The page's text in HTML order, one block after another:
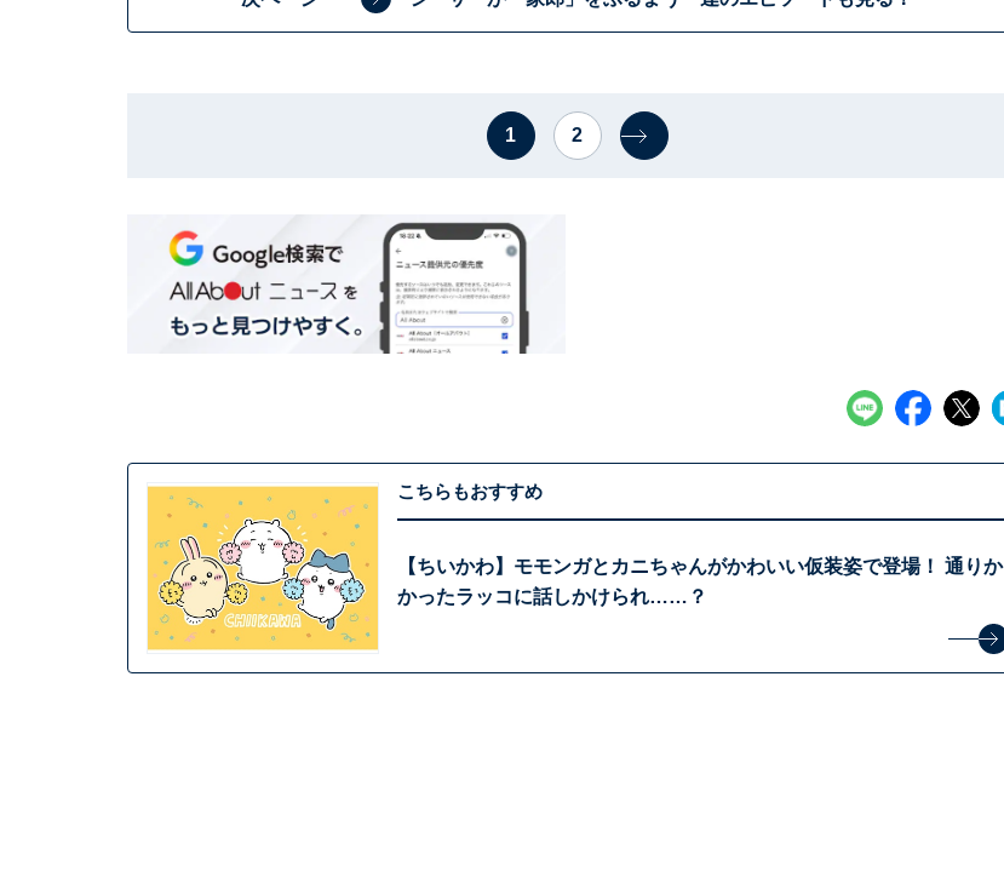
1 2
こちらもおすすめ
【ちいかわ】モモンガとカニちゃんがかわいい仮装姿で登場！ 通りか
かったラッコに話しかけられ……？